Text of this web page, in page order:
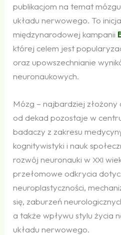
publikacjom na temat
układu nerwowego. To
międzynarodowej kampanii
której celem jest
oraz upowszechnianie
neuronaukowych.
Mózg – najbardziej złożony
od dekad pozostaje w
badaczy z zakresu
kognitywistyki i nauk
rozwój neuronauki w XXI
przełomowe odkrycia
neuroplastyczności,
się, zaburzeń
a także wpływu stylu życia
układu nerwowego.